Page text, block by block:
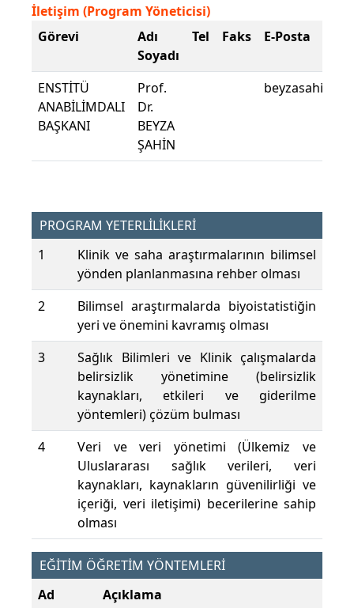
İletişim (Program Yöneticisi)
Görevi
Adı
Soyadı
Tel Faks E-Posta
ENSTİTÜ
ANABİLİMDALI
BAŞKANI
Prof.
Dr.
BEYZA
ŞAHİN
PROGRAM YETERLİLİKLERİ
1
Klinik ve saha araştırmalarının bilimsel
yönden planlanmasına rehber olması
2
Bilimsel araştırmalarda biyoistatistiğin
yeri ve önemini kavramış olması
3
Sağlık Bilimleri ve Klinik çalışmalarda
belirsizlik yönetimine (belirsizlik
kaynakları, etkileri ve giderilme
yöntemleri) çözüm bulması
4
Veri ve veri yönetimi (Ülkemiz ve
Uluslararası sağlık verileri, veri
kaynakları, kaynakların güvenilirliği ve
içeriği, veri iletişimi) becerilerine sahip
olması
EĞİTİM ÖĞRETİM YÖNTEMLERİ
Ad
Açıklama